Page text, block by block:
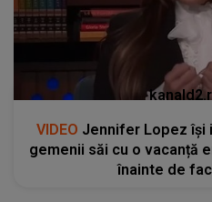
VIDEO Jennifer Lopez își
gemenii săi cu o vacanță
înainte de